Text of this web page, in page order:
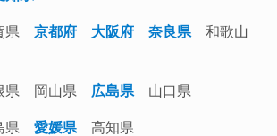
県京都府 大阪府 奈良県和歌山
県 岡山県 広島県山口県
県愛媛県高知県